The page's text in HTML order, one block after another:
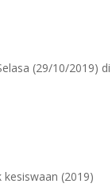
(29/10/2019)
(2019)